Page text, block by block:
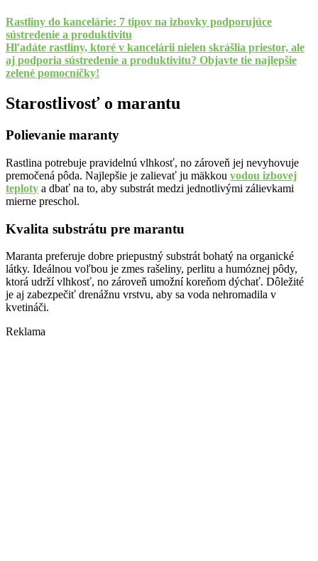
Rastliny do kancelárie: 7 tipov na izbovky podporujúce
sústredenie a produktivitu
Hľadáte rastliny, ktoré v kancelárii nielen skrášlia priestor, ale
aj podporia sústredenie a produktivitu? Objavte tie najlepšie
zelené pomocníčky!
Starostlivosť o marantu
Polievanie maranty
Rastlina potrebuje pravidelnú vlhkosť, no zároveň jej nevyhovuje
premočená pôda. Najlepšie je zalievať ju mäkkou vodou izbovej
teploty a dbať na to, aby substrát medzi jednotlivými zálievkami
mierne preschol.
Kvalita substrátu pre marantu
Maranta preferuje dobre priepustný substrát bohatý na organické
látky. Ideálnou voľbou je zmes rašeliny, perlitu a humóznej pôdy,
ktorá udrží vlhkosť, no zároveň umožní koreňom dýchať. Dôležité
je aj zabezpečiť drenážnu vrstvu, aby sa voda nehromadila v
kvetináči.
Reklama